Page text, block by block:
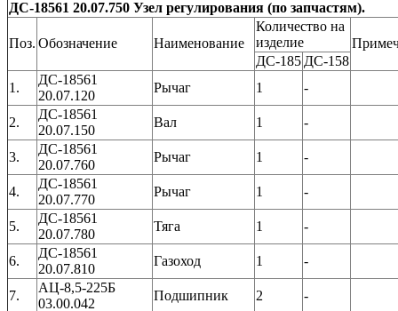
ДС-18561 20.07.750 Узел регулирования (по запчастям).
Поз. Обозначение Наименование
Количество на
изделие
ДС-185 ДС-158
1.
ДС-18561
20.07.120
Рычаг 1 -
2.
ДС-18561
20.07.150
Вал 1 -
3.
ДС-18561
20.07.760
Рычаг 1 -
4.
ДС-18561
20.07.770
Рычаг 1 -
5.
ДС-18561
20.07.780
Тяга 1 -
6.
ДС-18561
20.07.810
Газоход 1 -
7.
АЦ-8,5-225Б
03.00.042
Подшипник 2 -